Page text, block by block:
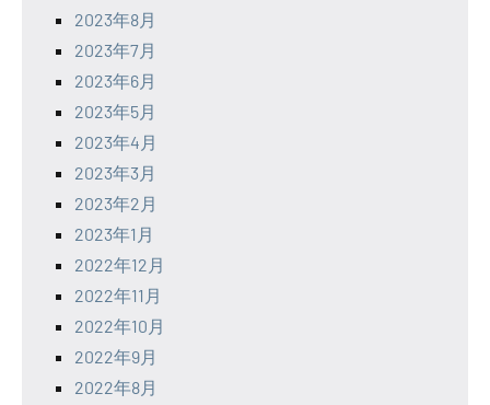
2023年8月
2023年7月
2023年6月
2023年5月
2023年4月
2023年3月
2023年2月
2023年1月
2022年12月
2022年11月
2022年10月
2022年9月
2022年8月